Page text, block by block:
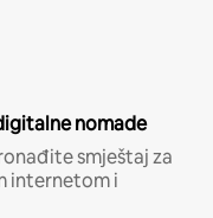
nomade
smještaj za
internetom i